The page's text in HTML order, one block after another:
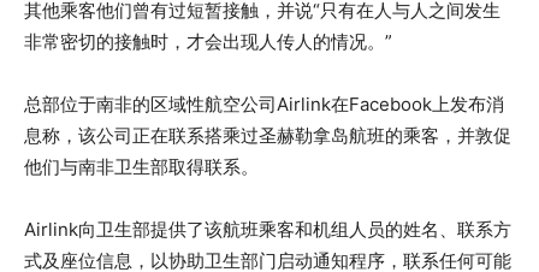
其他乘客他们曾有过短暂接触，并说“只有在人与人之间发生
非常密切的接触时，才会出现人传人的情况。”
总部位于南非的区域性航空公司Airlink在Facebook上发布消
息称，该公司正在联系搭乘过圣赫勒拿岛航班的乘客，并敦促
他们与南非卫生部取得联系。
Airlink向卫生部提供了该航班乘客和机组人员的姓名、联系方
式及座位信息，以协助卫生部门启动通知程序，联系任何可能